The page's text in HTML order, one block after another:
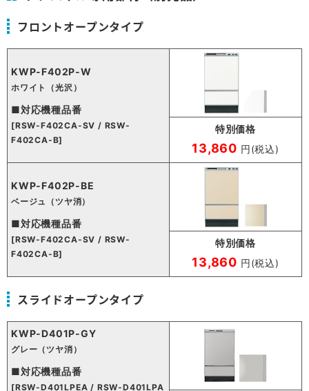
フロントオープンタイプ
KWP-F402P-W
ホワイト（光沢）
■対応機種品番
[RSW-F402CA-SV / RSW-
F402CA-B]
特別価格
13,860 円(税込)
KWP-F402P-BE
ベージュ（ツヤ消）
■対応機種品番
[RSW-F402CA-SV / RSW-
F402CA-B]
特別価格
13,860 円(税込)
スライドオープンタイプ
KWP-D401P-GY
グレー（ツヤ消）
■対応機種品番
[RSW-D401LPEA / RSW-D401LPA